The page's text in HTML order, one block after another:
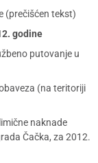
(prečišćen tekst)
godine
putovanje u
(na teritoriji
naknade
Čačka, za 2012.